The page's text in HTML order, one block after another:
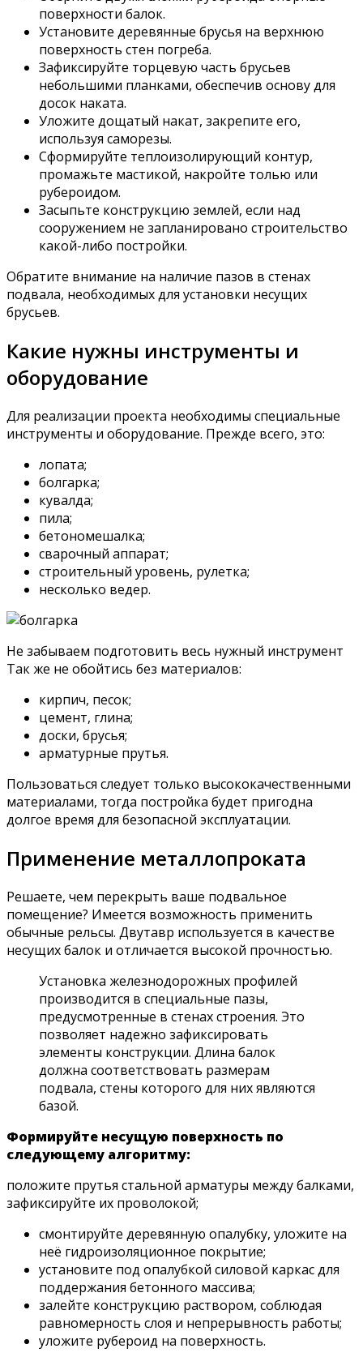
поверхности балок.
Установите деревянные брусья на верхнюю
поверхность стен погреба.
Зафиксируйте торцевую часть брусьев
небольшими планками, обеспечив основу для
досок наката.
Уложите дощатый накат, закрепите его,
используя саморезы.
Сформируйте теплоизолирующий контур,
промажьте мастикой, накройте толью или
рубероидом.
Засыпьте конструкцию землей, если над
сооружением не запланировано строительство
какой-либо постройки.
Обратите внимание на наличие пазов в стенах
подвала, необходимых для установки несущих
брусьев.
Какие нужны инструменты и
оборудование
Для реализации проекта необходимы специальные
инструменты и оборудование. Прежде всего, это:
лопата;
болгарка;
кувалда;
пила;
бетономешалка;
сварочный аппарат;
строительный уровень, рулетка;
несколько ведер.
Не забываем подготовить весь нужный инструмент
Так же не обойтись без материалов:
кирпич, песок;
цемент, глина;
доски, брусья;
арматурные прутья.
Пользоваться следует только высококачественными
материалами, тогда постройка будет пригодна
долгое время для безопасной эксплуатации.
Применение металлопроката
Решаете, чем перекрыть ваше подвальное
помещение? Имеется возможность применить
обычные рельсы. Двутавр используется в качестве
несущих балок и отличается высокой прочностью.
Установка железнодорожных профилей
производится в специальные пазы,
предусмотренные в стенах строения. Это
позволяет надежно зафиксировать
элементы конструкции. Длина балок
должна соответствовать размерам
подвала, стены которого для них являются
базой.
Формируйте несущую поверхность по
следующему алгоритму:
положите прутья стальной арматуры между балками,
зафиксируйте их проволокой;
смонтируйте деревянную опалубку, уложите на
неё гидроизоляционное покрытие;
установите под опалубкой силовой каркас для
поддержания бетонного массива;
залейте конструкцию раствором, соблюдая
равномерность слоя и непрерывность работы;
уложите рубероид на поверхность.